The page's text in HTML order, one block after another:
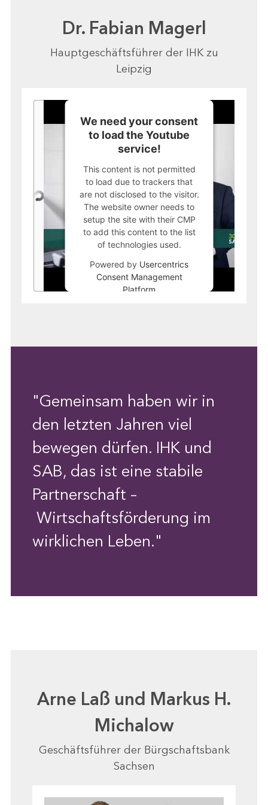
Dr. Fabian Magerl
Hauptgeschäftsführer der IHK zu
Leipzig
We need your consent
to load the Youtube
service!
This content is not permitted
to load due to trackers that
are not disclosed to the visitor.
The website owner needs to
setup the site with their CMP
to add this content to the list
of technologies used.
Powered by Usercentrics
Consent Management
Platform
"Gemeinsam haben wir in
den letzten Jahren viel
bewegen dürfen. IHK und
SAB, das ist eine stabile
Partnerschaft –
Wirtschaftsförderung im
wirklichen Leben."
Arne Laß und Markus H.
Michalow
Geschäftsführer der Bürgschaftsbank
Sachsen